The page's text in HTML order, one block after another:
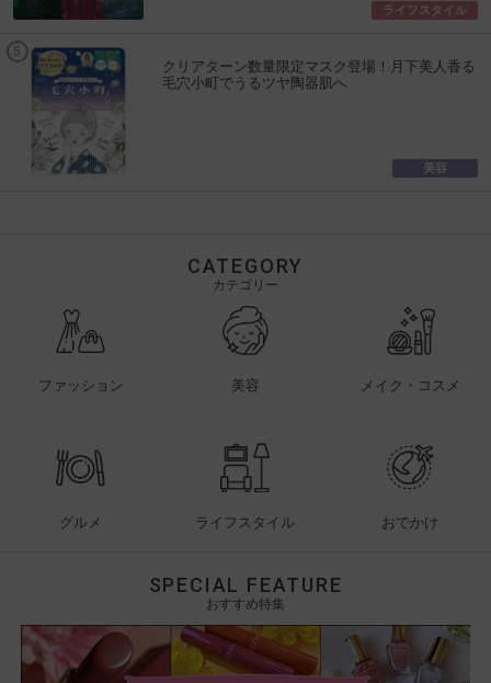
ライフスタイル
クリアターン数量限定マスク登場！月下美人香る
毛穴小町でうるツヤ陶器肌へ
美容
CATEGORY
カテゴリー
ファッション 美容 メイク・コスメ
グルメ ライフスタイル おでかけ
SPECIAL FEATURE
おすすめ特集